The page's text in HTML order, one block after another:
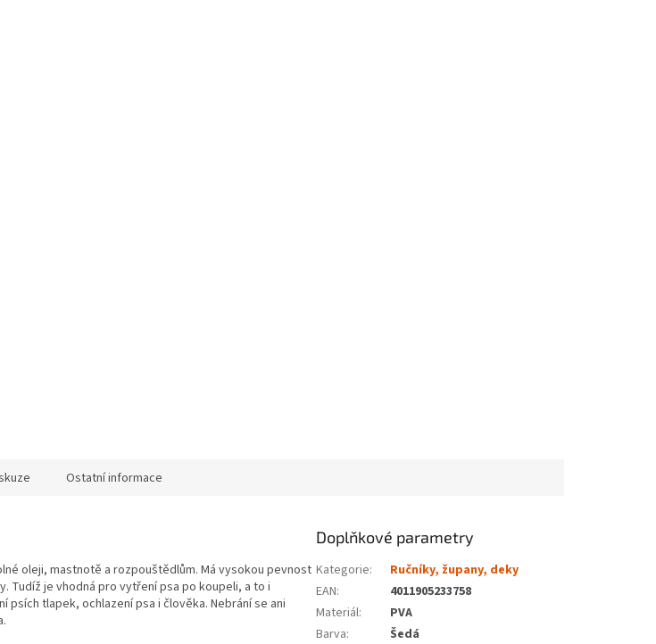
Ostatní informace
oleji, mastnotě a rozpouštědlům. Má vysokou pevnost
Tudíž je vhodná pro vytření psa po koupeli, a to i
tlapek, ochlazení psa i člověka. Nebrání se ani
Doplňkové parametry
Kategorie:
Ručníky, župany, deky
EAN:
4011905233758
Materiál:
PVA
Barva:
Šedá